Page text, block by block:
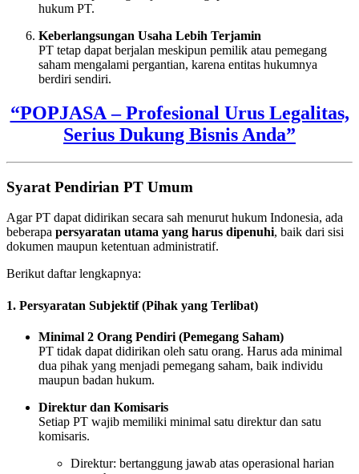
hukum PT.
Keberlangsungan Usaha Lebih Terjamin
PT tetap dapat berjalan meskipun pemilik atau pemegang
saham mengalami pergantian, karena entitas hukumnya
berdiri sendiri.
“POPJASA – Profesional Urus Legalitas,
Serius Dukung Bisnis Anda”
Syarat Pendirian PT Umum
Agar PT dapat didirikan secara sah menurut hukum Indonesia, ada
beberapa persyaratan utama yang harus dipenuhi, baik dari sisi
dokumen maupun ketentuan administratif.
Berikut daftar lengkapnya:
1. Persyaratan Subjektif (Pihak yang Terlibat)
Minimal 2 Orang Pendiri (Pemegang Saham)
PT tidak dapat didirikan oleh satu orang. Harus ada minimal
dua pihak yang menjadi pemegang saham, baik individu
maupun badan hukum.
Direktur dan Komisaris
Setiap PT wajib memiliki minimal satu direktur dan satu
komisaris.
Direktur: bertanggung jawab atas operasional harian